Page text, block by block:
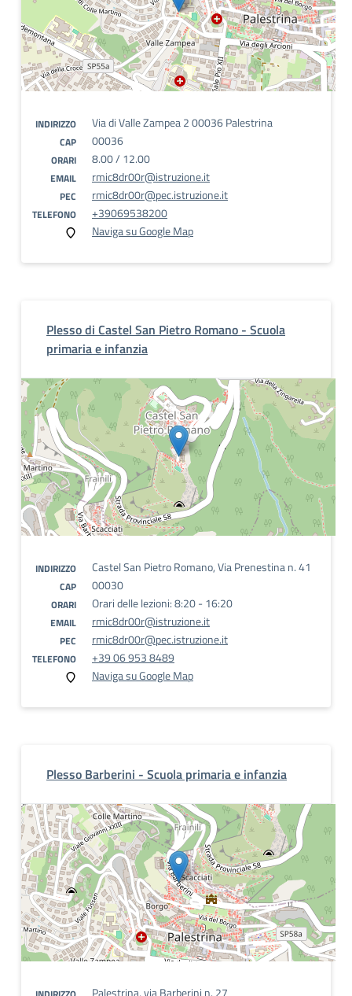
INDIRIZZO Via di Valle Zampea 2 00036 Palestrina
CAP 00036
ORARI 8.00 / 12.00
EMAIL rmic8dr00r@istruzione.it
PEC rmic8dr00r@pec.istruzione.it
TELEFONO
+39069538200
Naviga su Google Map
Plesso di Castel San Pietro Romano - Scuola
primaria e infanzia
INDIRIZZO Castel San Pietro Romano, Via Prenestina n. 41
CAP 00030
ORARI Orari delle lezioni: 8:20 - 16:20
EMAIL rmic8dr00r@istruzione.it
PEC rmic8dr00r@pec.istruzione.it
TELEFONO
+39 06 953 8489
Naviga su Google Map
Plesso Barberini - Scuola primaria e infanzia
Palestrina, via Barberini n. 27